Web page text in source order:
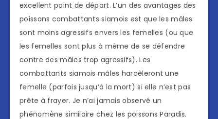
excellent point de départ. L’un des avantages des
poissons combattants siamois est que les mâles
sont moins agressifs envers les femelles (ou que
les femelles sont plus à même de se défendre
contre des mâles trop agressifs). Les
combattants siamois mâles harcèleront une
femelle (parfois jusqu’à la mort) si elle n’est pas
prête à frayer. Je n’ai jamais observé un
phénomène similaire chez les poissons Paradis.